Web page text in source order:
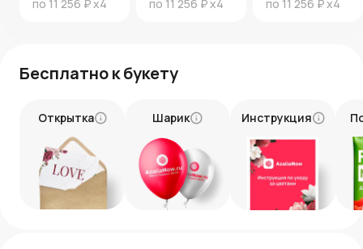
по 11 256 ₽x4 по 11 256 ₽x4 по 11 256 ₽x4
Бесплатно к букету
Открытка Шарик Инструкция